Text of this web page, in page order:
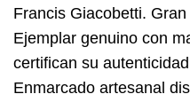
Francis Giacobetti.
Ejemplar genuino con
certifican su
Enmarcado artesanal